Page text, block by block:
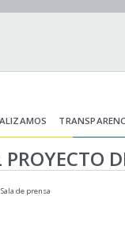
de prensa